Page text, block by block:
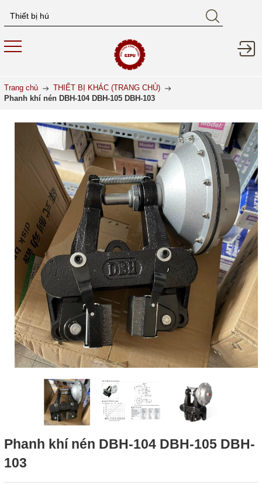
Trang chủ
THIẾT BỊ KHÁC (TRANG CHỦ)
Phanh khí nén DBH-104 DBH-105 DBH-103
Phanh khí nén DBH-104 DBH-105 DBH-
103